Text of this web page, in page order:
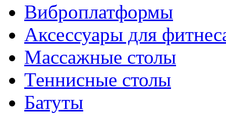
Виброплатформы
Аксессуары для
Массажные столы
Теннисные столы
Батуты